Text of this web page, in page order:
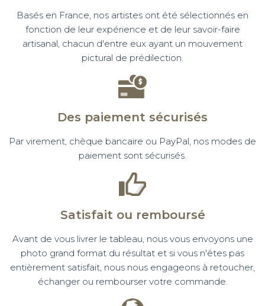
Basés en France, nos artistes ont été sélectionnés en
fonction de leur expérience et de leur savoir-faire
artisanal, chacun d'entre eux ayant un mouvement
pictural de prédilection.
Des paiement sécurisés
Par virement, chèque bancaire ou PayPal, nos modes de
paiement sont sécurisés.
Satisfait ou remboursé
Avant de vous livrer le tableau, nous vous envoyons une
photo grand format du résultat et si vous n'êtes pas
entièrement satisfait, nous nous engageons à retoucher,
échanger ou rembourser votre commande.